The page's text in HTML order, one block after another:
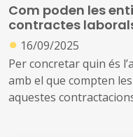
Com poden les
contractes
● 16/09/2025
Per concretar quin és
amb el que compten
aquestes